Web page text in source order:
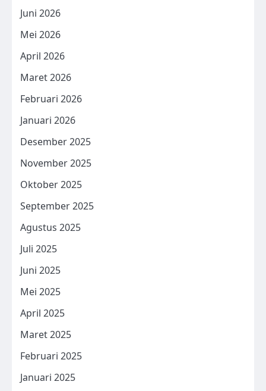
Juni 2026
Mei 2026
April 2026
Maret 2026
Februari 2026
Januari 2026
Desember 2025
November 2025
Oktober 2025
September 2025
Agustus 2025
Juli 2025
Juni 2025
Mei 2025
April 2025
Maret 2025
Februari 2025
Januari 2025